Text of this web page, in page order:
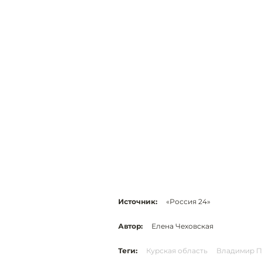
Источник: «Россия 24»
Автор: Елена Чеховская
Теги: Курская область Владимир